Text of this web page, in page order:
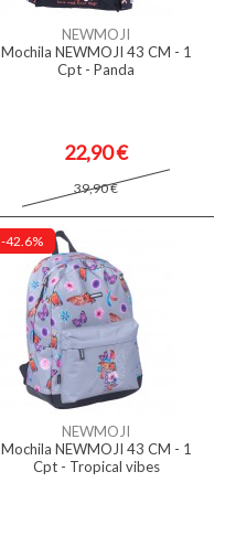
NEWMOJI
Mochila NEWMOJI 43 CM - 1
Cpt - Panda
22,90 €
39,90 €
-42.6%
NEWMOJI
Mochila NEWMOJI 43 CM - 1
Cpt - Tropical vibes